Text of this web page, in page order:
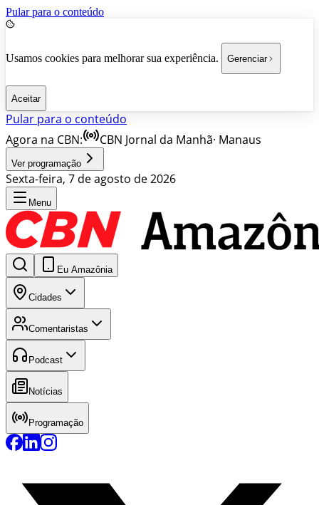
Pular para o conteúdo
Usamos cookies para melhorar sua experiência. Gerenciar
Aceitar
Pular para o conteúdo
Agora na CBN:
CBN Jornal da Manhã· Manaus
Ver programação
Sexta-feira, 7 de agosto de 2026
Menu
Eu Amazônia
Cidades
Comentaristas
Podcast
Notícias
Programação